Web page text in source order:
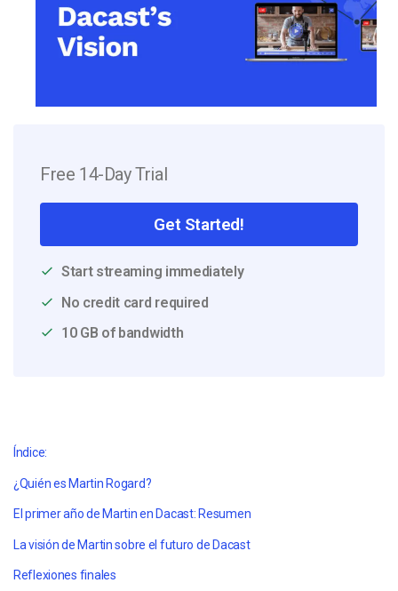
Free 14-Day Trial
Get Started!
Start streaming immediately
No credit card required
10 GB of bandwidth
Índice:
¿Quién es Martin Rogard?
El primer año de Martin en Dacast: Resumen
La visión de Martin sobre el futuro de Dacast
Reflexiones finales